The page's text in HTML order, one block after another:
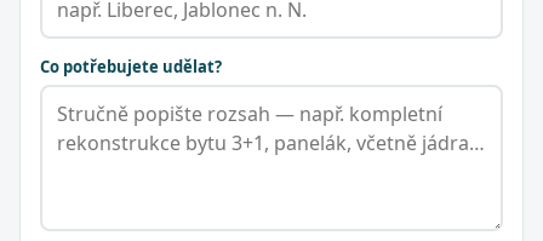
Co potřebujete udělat?